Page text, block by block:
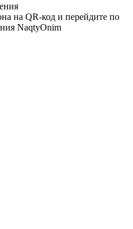
на QR-код и перейдите по
NaqtyOnim